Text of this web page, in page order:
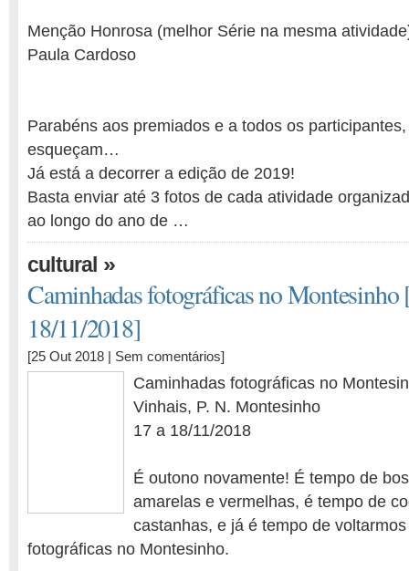
Menção Honrosa (melhor Série na mesma
Paula Cardoso
Parabéns aos premiados e a todos os
esqueçam…
Já está a decorrer a edição de 2019!
Basta enviar até 3 fotos de cada atividade
ao longo do ano de …
cultural »
Caminhadas fotográficas no Montesinho
18/11/2018]
[25 Out 2018 | Sem comentários]
Caminhadas fotográficas no
Vinhais, P. N. Montesinho
17 a 18/11/2018
É outono novamente! É tempo de
amarelas e vermelhas, é tempo de
castanhas, e já é tempo de
fotográficas no Montesinho.